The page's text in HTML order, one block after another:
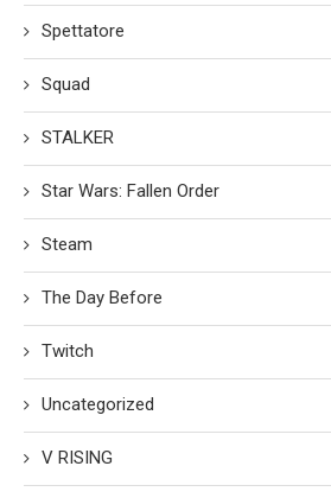
Spettatore
Squad
STALKER
Star Wars: Fallen Order
Steam
The Day Before
Twitch
Uncategorized
V RISING